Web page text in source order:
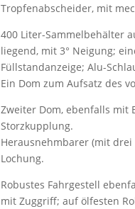
Tropfenabscheider, mit
400 Liter-Sammelbehälter
liegend, mit 3° Neigung;
Füllstandanzeige; Alu-
Ein Dom zum Aufsatz des
Zweiter Dom, ebenfalls mit
Storzkupplung.
Herausnehmbarer (mit
Lochung.
Robustes Fahrgestell
mit Zuggriff; auf ölfesten